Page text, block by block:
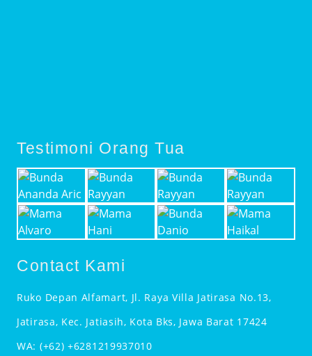
Testimoni Orang Tua
Contact Kami
Ruko Depan Alfamart, Jl. Raya Villa Jatirasa No.13,
Jatirasa, Kec. Jatiasih, Kota Bks, Jawa Barat 17424
WA: (+62) +6281219937010